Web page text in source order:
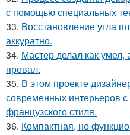
с помощью специальных
33. Восстановление угла
аккуратно.
34. Мастер делал как умел,
провал.
35. В этом проекте
современных интерьеров
французского стиля.
36. Компактная, но